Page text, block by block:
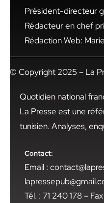
Président-directeur
Rédacteur en chef
Rédaction Web:
© Copyright 2025 – La
Quotidien national
La Presse est une
tunisien. Analyses,
Contact:
Email :
Tél. : 71 240 178 –